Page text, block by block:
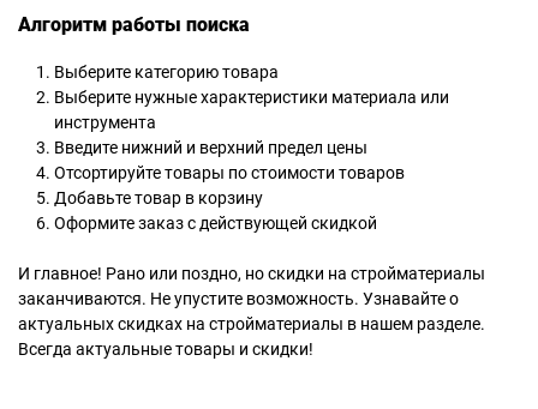
Алгоритм работы поиска
Выберите категорию товара
Выберите нужные характеристики материала или
инструмента
Введите нижний и верхний предел цены
Отсортируйте товары по стоимости товаров
Добавьте товар в корзину
Оформите заказ с действующей скидкой
И главное! Рано или поздно, но скидки на стройматериалы
заканчиваются. Не упустите возможность. Узнавайте о
актуальных скидках на стройматериалы в нашем разделе.
Всегда актуальные товары и скидки!